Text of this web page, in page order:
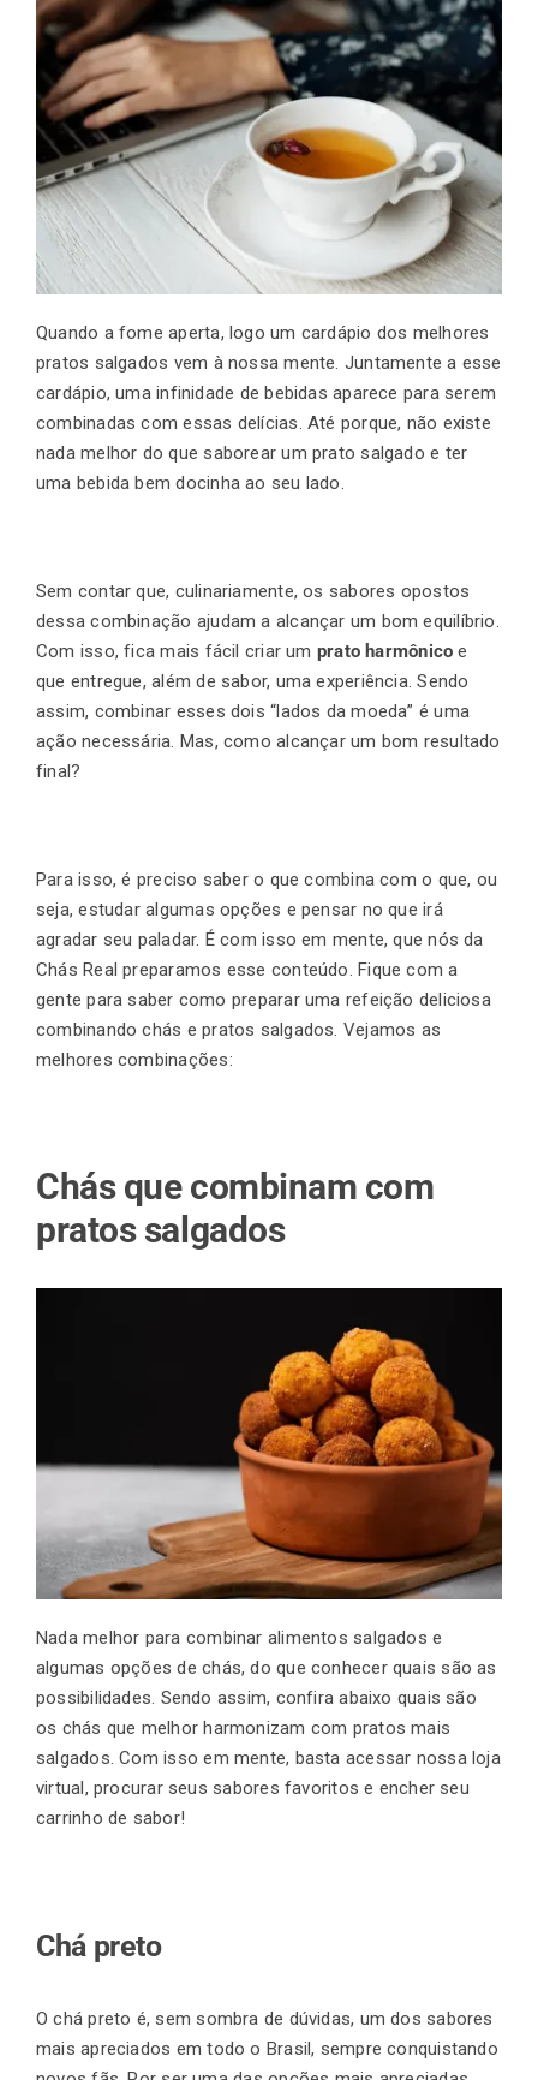
Quando a fome aperta, logo um cardápio dos melhores
pratos salgados vem à nossa mente. Juntamente a esse
cardápio, uma infinidade de bebidas aparece para serem
combinadas com essas delícias. Até porque, não existe
nada melhor do que saborear um prato salgado e ter
uma bebida bem docinha ao seu lado.
Sem contar que, culinariamente, os sabores opostos
dessa combinação ajudam a alcançar um bom equilíbrio.
Com isso, fica mais fácil criar um prato harmônico e
que entregue, além de sabor, uma experiência. Sendo
assim, combinar esses dois “lados da moeda” é uma
ação necessária. Mas, como alcançar um bom resultado
final?
Para isso, é preciso saber o que combina com o que, ou
seja, estudar algumas opções e pensar no que irá
agradar seu paladar. É com isso em mente, que nós da
Chás Real preparamos esse conteúdo. Fique com a
gente para saber como preparar uma refeição deliciosa
combinando chás e pratos salgados. Vejamos as
melhores combinações:
Chás que combinam com
pratos salgados
Nada melhor para combinar alimentos salgados e
algumas opções de chás, do que conhecer quais são as
possibilidades. Sendo assim, confira abaixo quais são
os chás que melhor harmonizam com pratos mais
salgados. Com isso em mente, basta acessar nossa loja
virtual, procurar seus sabores favoritos e encher seu
carrinho de sabor!
Chá preto
O chá preto é, sem sombra de dúvidas, um dos sabores
mais apreciados em todo o Brasil, sempre conquistando